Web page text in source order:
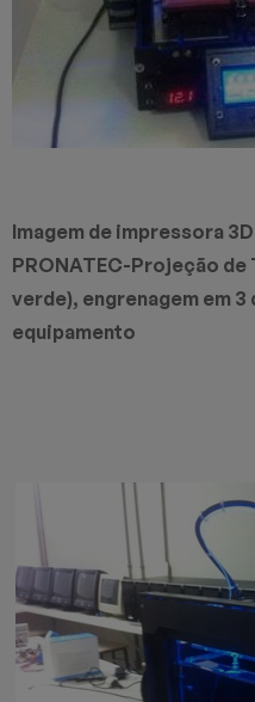
Imagem de impressora
PRONATEC-Projeção de
verde), engrenagem em
equipamento